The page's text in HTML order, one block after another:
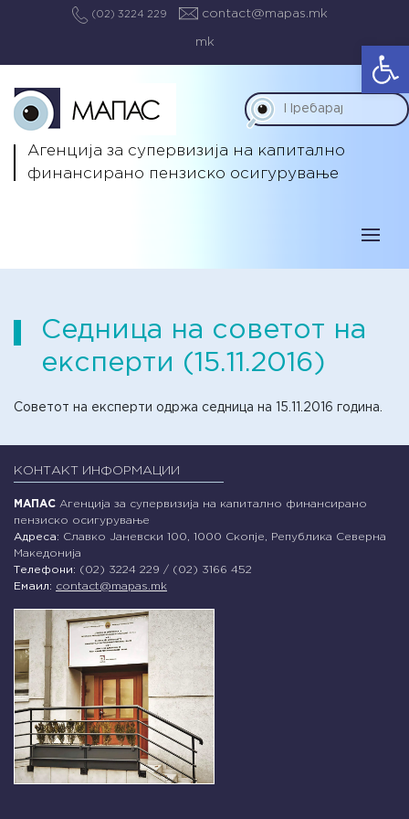
(02) 3224 229 contact@mapas.mk
mk
Агенција за супервизија на капитално
финансирано пензиско осигурување
Седница на советот на
експерти (15.11.2016)
Советот на експерти одржа седница на 15.11.2016 година.
КОНТАКТ ИНФОРМАЦИИ
МАПАС Агенција за супервизија на капитално финансирано
пензиско осигурување
Адреса: Славко Јаневски 100, 1000 Скопје, Република Северна
Македонија
Телефони: (02) 3224 229 / (02) 3166 452
Емаил: contact@mapas.mk